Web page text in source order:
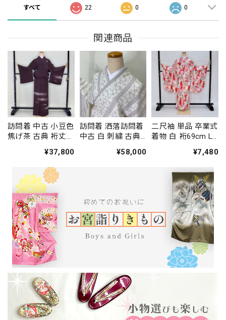
すべて 22 0 0
関連商品
訪問着 中古 小豆色
焦げ茶 古典 裄丈
164.5cm 結婚式 着
物 入学式 卒業式
礼装 3114
¥37,800
訪問着 洒落訪問着
中古 白 刺繍 古典
166.5cm 結婚式 着
¥58,000
二尺袖 単品 卒業式
着物 白 裄69cm LL
繊 中古 4577¥7,480